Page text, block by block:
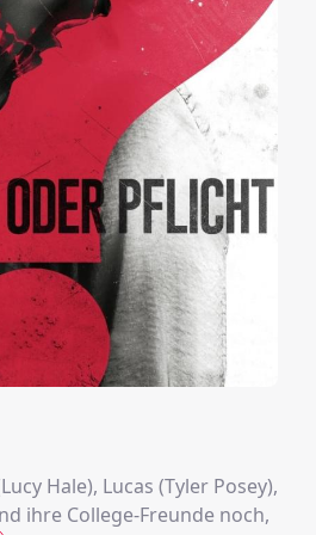
Hale), Lucas (Tyler Posey),
ihre College-Freunde noch,